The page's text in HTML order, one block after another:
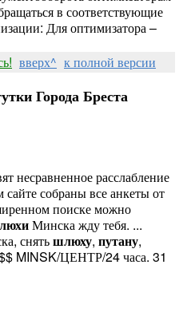
в соответствующие
Для оптимизатора –
вверх^ к полной версии
Города Бреста
несравненное расслабление
собраны все анкеты от
поиске можно
Минска жду тебя. ...
снятьшлюху, путану,
MINSK/ЦЕНТР/24 часа. 31